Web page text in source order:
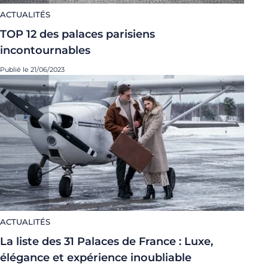
ACTUALITÉS
TOP 12 des palaces parisiens
incontournables
Publié le 21/06/2023
ACTUALITÉS
La liste des 31 Palaces de France : Luxe,
élégance et expérience inoubliable